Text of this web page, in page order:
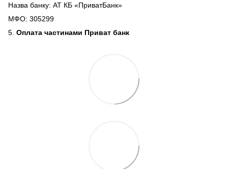
Назва банку: АТ КБ «ПриватБанк»
МФО: 305299
5. Оплата частинами Приват банк